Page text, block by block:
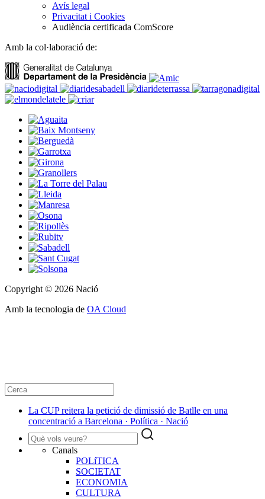
Avís legal
Privacitat i Cookies
Audiència certificada ComScore
Amb la col·laboració de:
Copyright © 2026 Nació
Amb la tecnologia de OA Cloud
La CUP reitera la petició de dimissió de Batlle en una
concentració a Barcelona · Política · Nació
Canals
POLíTICA
SOCIETAT
ECONOMIA
CULTURA